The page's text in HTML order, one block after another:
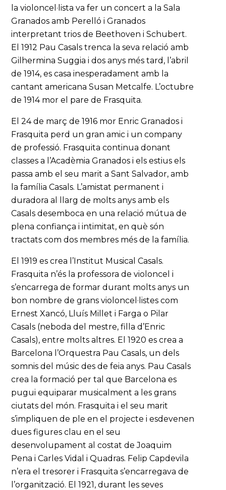
la violoncel·lista va fer un concert a la Sala
Granados amb Perelló i Granados
interpretant trios de Beethoven i Schubert.
El 1912 Pau Casals trenca la seva relació amb
Gilhermina Suggia i dos anys més tard, l’abril
de 1914, es casa inesperadament amb la
cantant americana Susan Metcalfe. L’octubre
de 1914 mor el pare de Frasquita.
El 24 de març de 1916 mor Enric Granados i
Frasquita perd un gran amic i un company
de professió. Frasquita continua donant
classes a l’Acadèmia Granados i els estius els
passa amb el seu marit a Sant Salvador, amb
la família Casals. L’amistat permanent i
duradora al llarg de molts anys amb els
Casals desemboca en una relació mútua de
plena confiança i intimitat, en què són
tractats com dos membres més de la família.
El 1919 es crea l’Institut Musical Casals.
Frasquita n’és la professora de violoncel i
s’encarrega de formar durant molts anys un
bon nombre de grans violoncel·listes com
Ernest Xancó, Lluís Millet i Farga o Pilar
Casals (neboda del mestre, filla d’Enric
Casals), entre molts altres. El 1920 es crea a
Barcelona l’Orquestra Pau Casals, un dels
somnis del músic des de feia anys. Pau Casals
crea la formació per tal que Barcelona es
pugui equiparar musicalment a les grans
ciutats del món. Frasquita i el seu marit
s’impliquen de ple en el projecte i esdevenen
dues figures clau en el seu
desenvolupament al costat de Joaquim
Pena i Carles Vidal i Quadras. Felip Capdevila
n’era el tresorer i Frasquita s’encarregava de
l’organització. El 1921, durant les seves